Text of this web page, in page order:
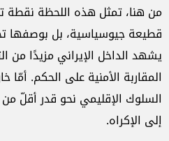
من هنا، تمثل هذه اللحظة
قطيعة جيوسياسية، بل بوصفها
يشهد الداخل الإيراني مزيدًا من
المقاربة الأمنية على الحكم. أمّا
السلوك الإقليمي نحو قدر أقلّ
إلى الإكراه.